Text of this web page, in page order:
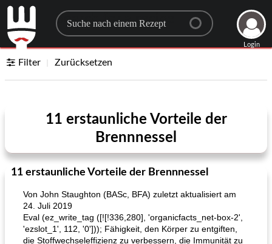
Search for a recipe
Login
Filter Zurücksetzen
11 erstaunliche Vorteile der
Brennnessel
11 erstaunliche Vorteile der Brennnessel
Von John Staughton (BASc, BFA) zuletzt aktualisiert am
24. Juli 2019
Eval (ez_write_tag ([![!336,280], 'organicfacts_net-box-2',
'ezslot_1', 112, '0'])); Fähigkeit, den Körper zu entgiften,
die Stoffwechseleffizienz zu verbessern, die Immunität zu